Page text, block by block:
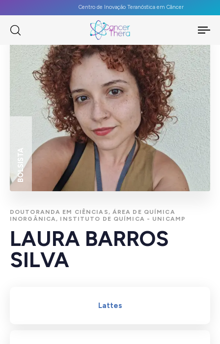
Centro de Inovação Teranóstica em Câncer
BOLSISTA
DOUTORANDA EM CIÊNCIAS, ÁREA DE QUÍMICA
INORGÂNICA, INSTITUTO DE QUÍMICA - UNICAMP
LAURA BARROS
SILVA
Lattes